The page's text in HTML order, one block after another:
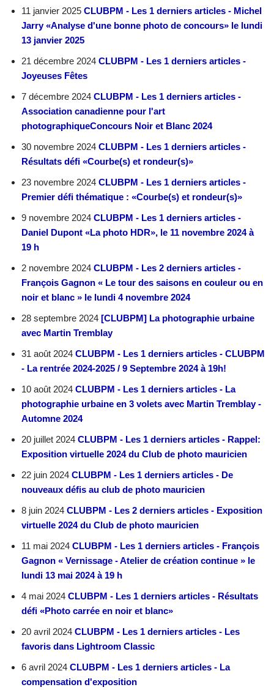
11 janvier 2025 CLUBPM - Les 1 derniers articles - Michel
Jarry «Analyse d'une bonne photo de concours» le lundi
13 janvier 2025
21 décembre 2024 CLUBPM - Les 1 derniers articles -
Joyeuses Fêtes
7 décembre 2024 CLUBPM - Les 1 derniers articles -
Association canadienne pour l'art
photographiqueConcours Noir et Blanc 2024
30 novembre 2024 CLUBPM - Les 1 derniers articles -
Résultats défi «Courbe(s) et rondeur(s)»
23 novembre 2024 CLUBPM - Les 1 derniers articles -
Premier défi thématique : «Courbe(s) et rondeur(s)»
9 novembre 2024 CLUBPM - Les 1 derniers articles -
Daniel Dupont «La photo HDR», le 11 novembre 2024 à
19 h
2 novembre 2024 CLUBPM - Les 2 derniers articles -
François Gagnon « Le tour des saisons en couleur ou en
noir et blanc » le lundi 4 novembre 2024
28 septembre 2024 [CLUBPM] La photographie urbaine
avec Martin Tremblay
31 août 2024 CLUBPM - Les 1 derniers articles - CLUBPM
- La rentrée 2024-2025 / 9 Septembre 2024 à 19h!
10 août 2024 CLUBPM - Les 1 derniers articles - La
photographie urbaine en 3 volets avec Martin Tremblay -
Automne 2024
20 juillet 2024 CLUBPM - Les 1 derniers articles - Rappel:
Exposition virtuelle 2024 du Club de photo mauricien
22 juin 2024 CLUBPM - Les 1 derniers articles - De
nouveaux défis au club de photo mauricien
8 juin 2024 CLUBPM - Les 2 derniers articles - Exposition
virtuelle 2024 du Club de photo mauricien
11 mai 2024 CLUBPM - Les 1 derniers articles - François
Gagnon « Vernissage - Atelier de création continue » le
lundi 13 mai 2024 à 19 h
4 mai 2024 CLUBPM - Les 1 derniers articles - Résultats
défi «Photo carrée en noir et blanc»
20 avril 2024 CLUBPM - Les 1 derniers articles - Les
favoris dans Lightroom Classic
6 avril 2024 CLUBPM - Les 1 derniers articles - La
compensation d'exposition